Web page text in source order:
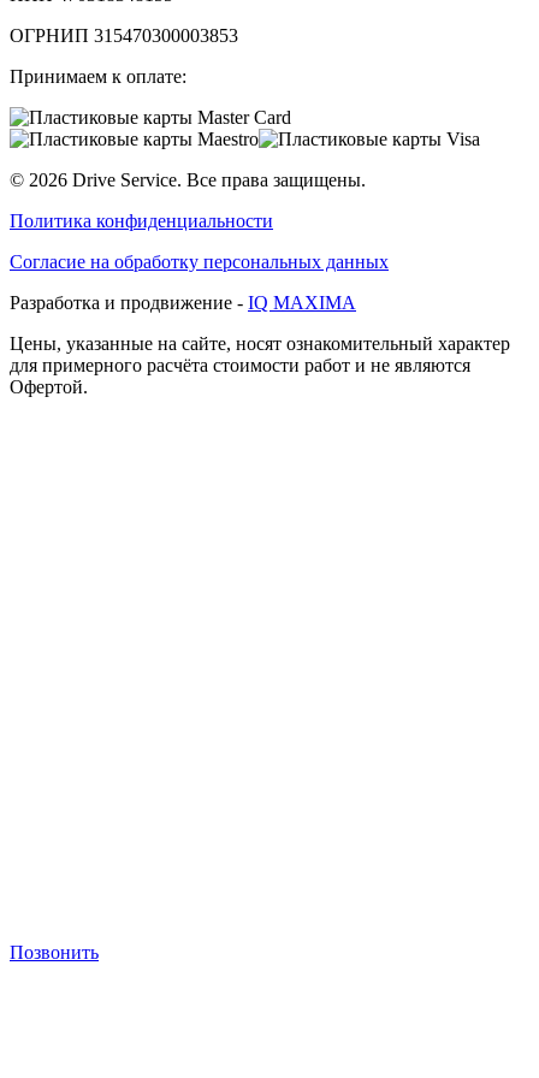
ОГРНИП 315470300003853
Принимаем к оплате:
© 2026 Drive Service. Все права защищены.
Политика конфиденциальности
Согласие на обработку персональных данных
Разработка и продвижение - IQ MAXIMA
Цены, указанные на сайте, носят ознакомительный характер
для примерного расчёта стоимости работ и не являются
Офертой.
Позвонить